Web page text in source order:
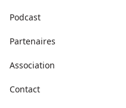
Podcast
Partenaires
Association
Contact